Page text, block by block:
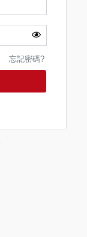
忘記密碼?